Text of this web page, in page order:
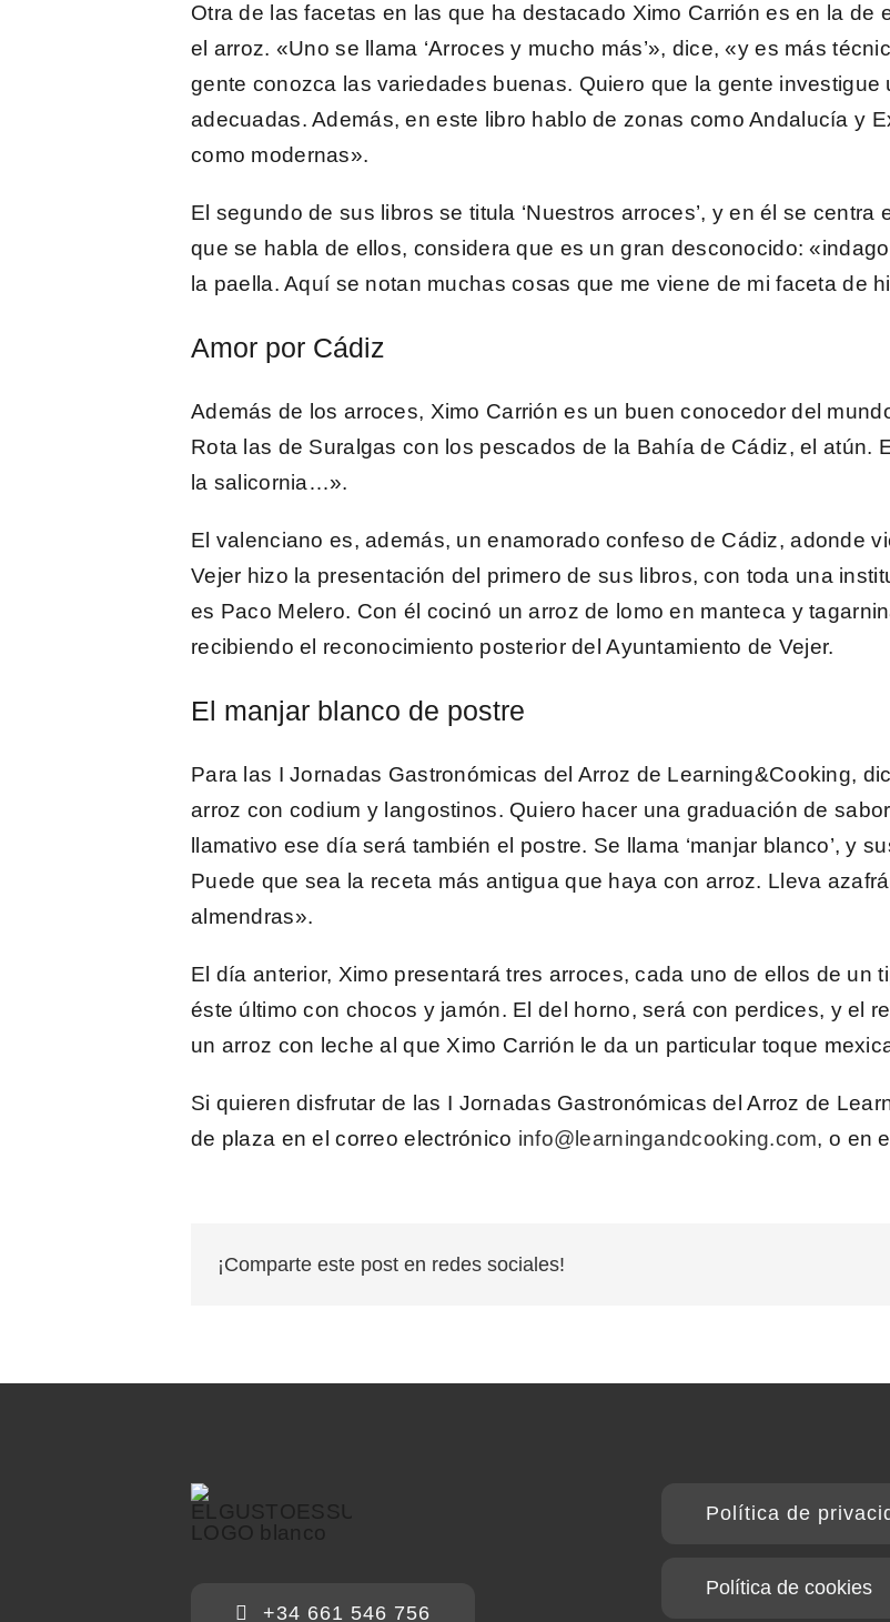
Otra de las facetas en las que ha destacado Ximo Carrión es en la de
el arroz. «Uno se llama ‘Arroces y mucho más’», dice, «y es más
gente conozca las variedades buenas. Quiero que la gente
adecuadas. Además, en este libro hablo de zonas como Andalucía y
como modernas».
El segundo de sus libros se titula ‘Nuestros arroces’, y en él se centra
que se habla de ellos, considera que es un gran desconocido:
la paella. Aquí se notan muchas cosas que me viene de mi faceta de
Amor por Cádiz
Además de los arroces, Ximo Carrión es un buen conocedor del
Rota las de Suralgas con los pescados de la Bahía de Cádiz, el atún.
la salicornia…».
El valenciano es, además, un enamorado confeso de Cádiz, adonde
Vejer hizo la presentación del primero de sus libros, con toda una
es Paco Melero. Con él cocinó un arroz de lomo en manteca y
recibiendo el reconocimiento posterior del Ayuntamiento de Vejer.
El manjar blanco de postre
Para las I Jornadas Gastronómicas del Arroz de Learning&Cooking,
arroz con codium y langostinos. Quiero hacer una graduación de
llamativo ese día será también el postre. Se llama ‘manjar blanco’, y
Puede que sea la receta más antigua que haya con arroz. Lleva
almendras».
El día anterior, Ximo presentará tres arroces, cada uno de ellos de un
éste último con chocos y jamón. El del horno, será con perdices, y el
un arroz con leche al que Ximo Carrión le da un particular toque
Si quieren disfrutar de las I Jornadas Gastronómicas del Arroz de
de plaza en el correo electrónico info@learningandcooking.com, o en
¡Comparte este post en redes sociales!
+34 661 546 756
Política de
Política de cookies